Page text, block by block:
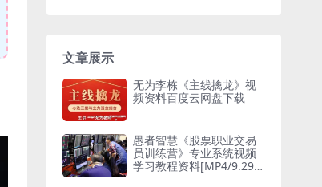
文章展示
无为李栋《主线擒龙》视
频资料百度云网盘下载
愚者智慧《股票职业交易
员训练营》专业系统视频
学习教程资料[MP4/9.29G